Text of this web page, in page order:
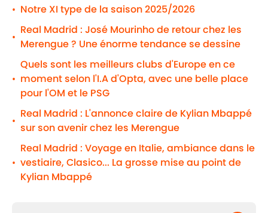
• Notre XI type de la saison 2025/2026
•
Real Madrid : José Mourinho de retour chez les
Merengue ? Une énorme tendance se dessine
•
Quels sont les meilleurs clubs d'Europe en ce
moment selon l'I.A d'Opta, avec une belle place
pour l'OM et le PSG
•
Real Madrid : L'annonce claire de Kylian Mbappé
sur son avenir chez les Merengue
•
Real Madrid : Voyage en Italie, ambiance dans le
vestiaire, Clasico... La grosse mise au point de
Kylian Mbappé